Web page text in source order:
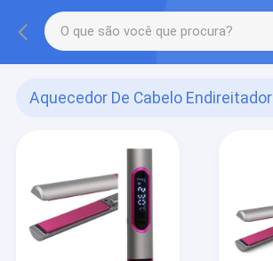
Aquecedor De Cabelo Endireitador